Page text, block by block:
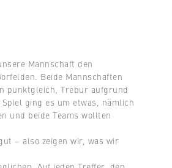
Mannschaft den
Beide Mannschaften
punktgleich, Trebur aufgrund
ging es um etwas, nämlich
und beide Teams wollten
– also zeigen wir, was wir